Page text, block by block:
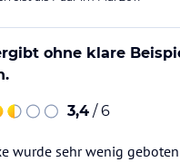
ohne klare
3,4 / 6
wurde sehr wenig